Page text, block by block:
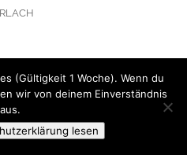
(Gültigkeit 1 Woche). Wenn du
wir von deinem Einverständnis
aus.
lesen